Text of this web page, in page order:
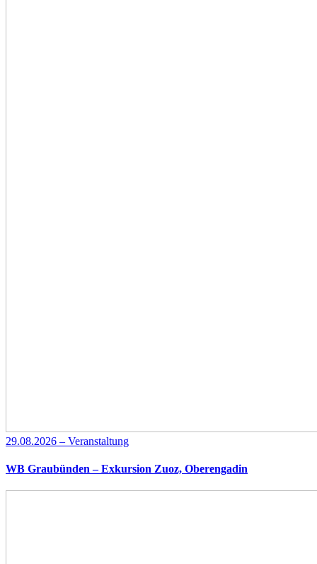
29.08.2026 – Veranstaltung
WB Graubünden – Exkursion Zuoz, Oberengadin